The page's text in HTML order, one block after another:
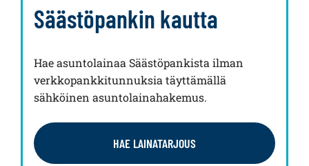
Säästöpankin kautta
Hae asuntolainaa Säästöpankista ilman
verkkopankkitunnuksia täyttämällä
sähköinen asuntolainahakemus.
HAE LAINATARJOUS